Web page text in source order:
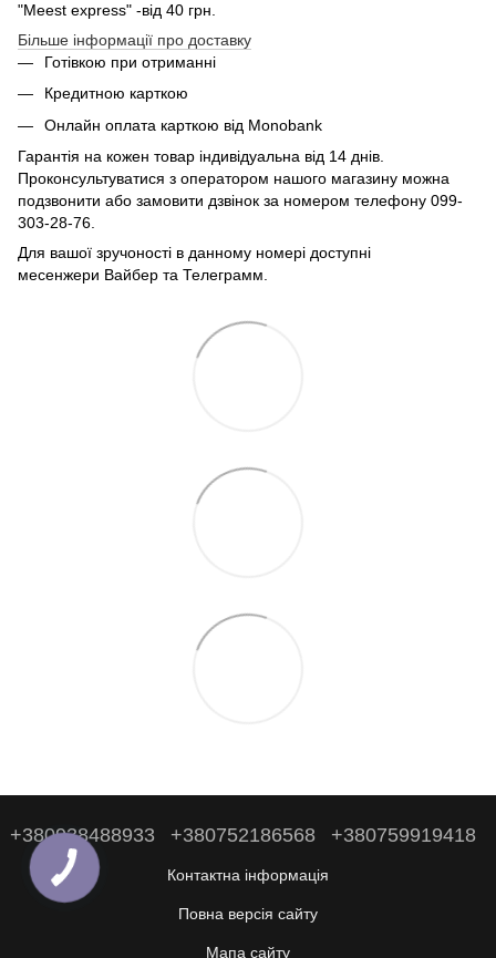
"Meest express" -від 40 грн.
Більше інформації про доставку
Готівкою при отриманні
Кредитною карткою
Онлайн оплата карткою від Monobank
Гарантія на кожен товар індивідуальна від 14 днів.
Проконсультуватися з оператором нашого магазину можна
подзвонити або замовити дзвінок за номером телефону 099-
303-28-76.
Для вашої зручоності в данному номері доступні
месенжери Вайбер та Телеграмм.
+380938488933 +380752186568 +380759919418
Контактна інформація
Повна версія сайту
Мапа сайту